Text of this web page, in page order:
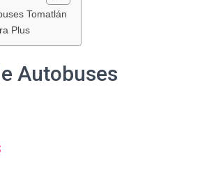
Tomatlán
Plus
Autobuses